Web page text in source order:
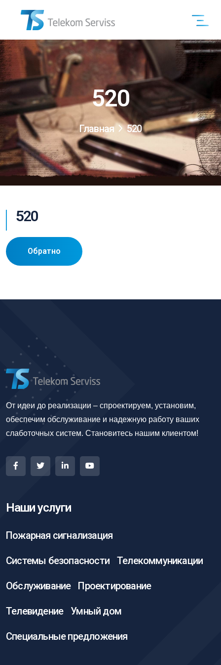
520
Главная 520
520
Обратно
От идеи до реализации – спроектируем, установим,
обеспечим обслуживание и надежную работу ваших
слаботочных систем. Становитесь нашим клиентом!
Наши услуги
Пожарная сигнализация
Системы безопасности Телекоммуникации
Обслуживание Проектирование
Телевидение Умный дом
Специальные предложения